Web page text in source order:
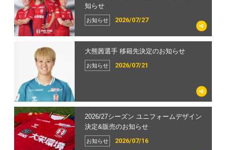
2026/07/27
お知らせ
知らせ
2026/07/21
お知らせ
大熊茜選手 移籍先決定のお知らせ
2026/07/16
お知らせ
2026/27シーズン ユニフォームデザイン
決定&販売のお知らせ